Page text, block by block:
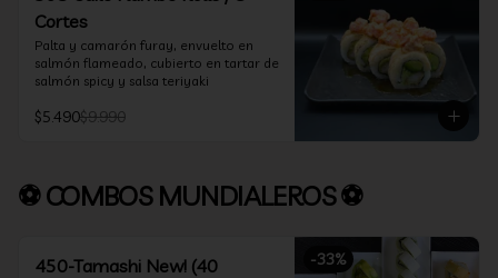
Cortes
Palta y camarón furay, envuelto en
salmón flameado, cubierto en tartar de
salmón spicy y salsa teriyaki
$5.490$9.990
⚽ COMBOS MUNDIALEROS ⚽
-33%
450-Tamashi New! (40